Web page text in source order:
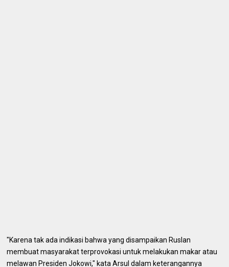
"Karena tak ada indikasi bahwa yang disampaikan Ruslan
membuat masyarakat terprovokasi untuk melakukan makar atau
melawan Presiden Jokowi," kata Arsul dalam keterangannya